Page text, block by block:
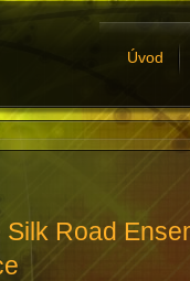
Úvod
Silk Road